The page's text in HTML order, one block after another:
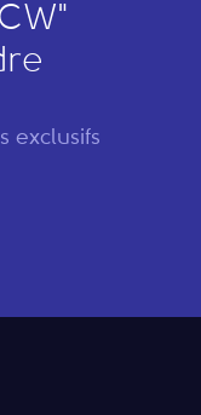
exclusifs